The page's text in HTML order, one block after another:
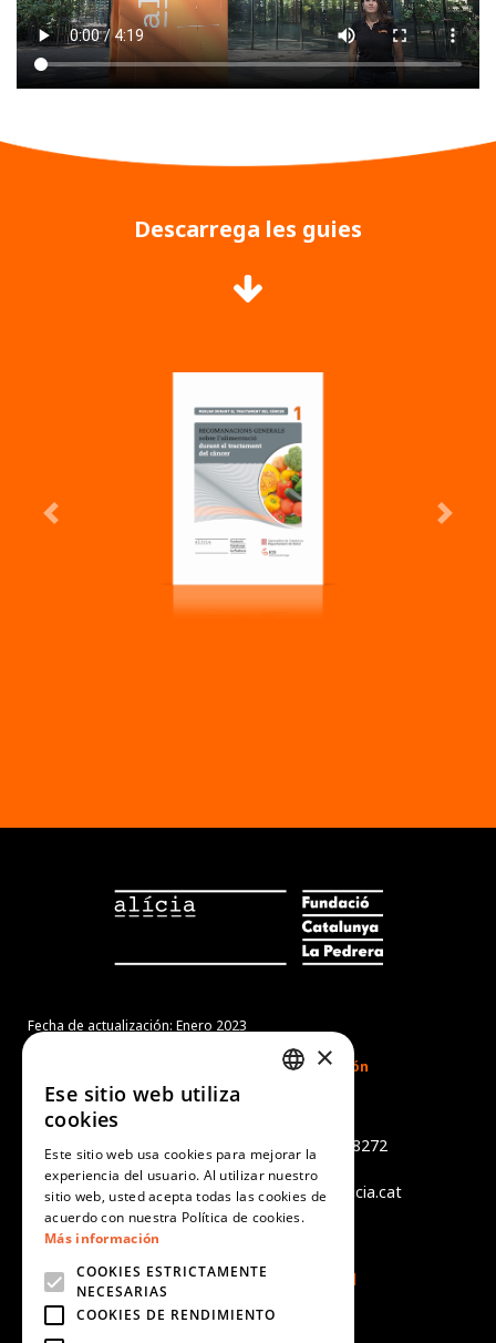
Descarrega les guies
Previous Next
Fecha de actualización: Enero 2023
Camí de Sant Benet, s/n - 08272
Sant Fruitós de Bages
tel +34 938 759 402 - info@alicia.cat
Política de Privacidad
ENGLISH
PORTUGUESE
×
Ese sitio web utiliza
cookies
Este sitio web usa cookies para mejorar la
experiencia del usuario. Al utilizar nuestro
sitio web, usted acepta todas las cookies de
acuerdo con nuestra Política de cookies.
Más información
COOKIES ESTRICTAMENTE
NECESARIAS
COOKIES DE RENDIMIENTO